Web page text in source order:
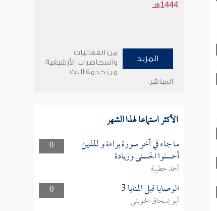
1444هـ
المزيد
من الفعاليات
والمحاضرات الأرشيفية
من خدمة البث
المباشر
الأكثر استماعا لهذا الشهر
0 ما جاء في آخر سورة براءة و للذين
أحسنوا الحسنى وزيادة
أحمد حطيبة
0
الوصايا قبل المنايا 3
أبو إسحاق الحويني